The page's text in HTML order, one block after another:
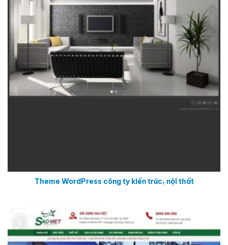
Theme WordPress công ty kiến trúc, nội thất